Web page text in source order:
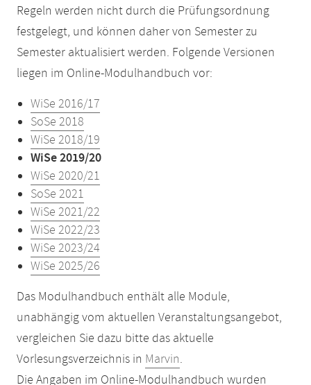
Regeln werden nicht durch die Prüfungsordnung
festgelegt, und können daher von Semester zu
Semester aktualisiert werden. Folgende Versionen
liegen im Online-Modulhandbuch vor:
WiSe 2016/17
SoSe 2018
WiSe 2018/19
WiSe 2019/20
WiSe 2020/21
SoSe 2021
WiSe 2021/22
WiSe 2022/23
WiSe 2023/24
WiSe 2025/26
Das Modulhandbuch enthält alle Module,
unabhängig vom aktuellen Veranstaltungsangebot,
vergleichen Sie dazu bitte das aktuelle
Vorlesungsverzeichnis in Marvin.
Die Angaben im Online-Modulhandbuch wurden